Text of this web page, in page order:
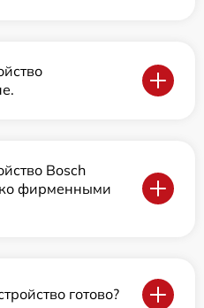
Bosch
фирменными
готово?